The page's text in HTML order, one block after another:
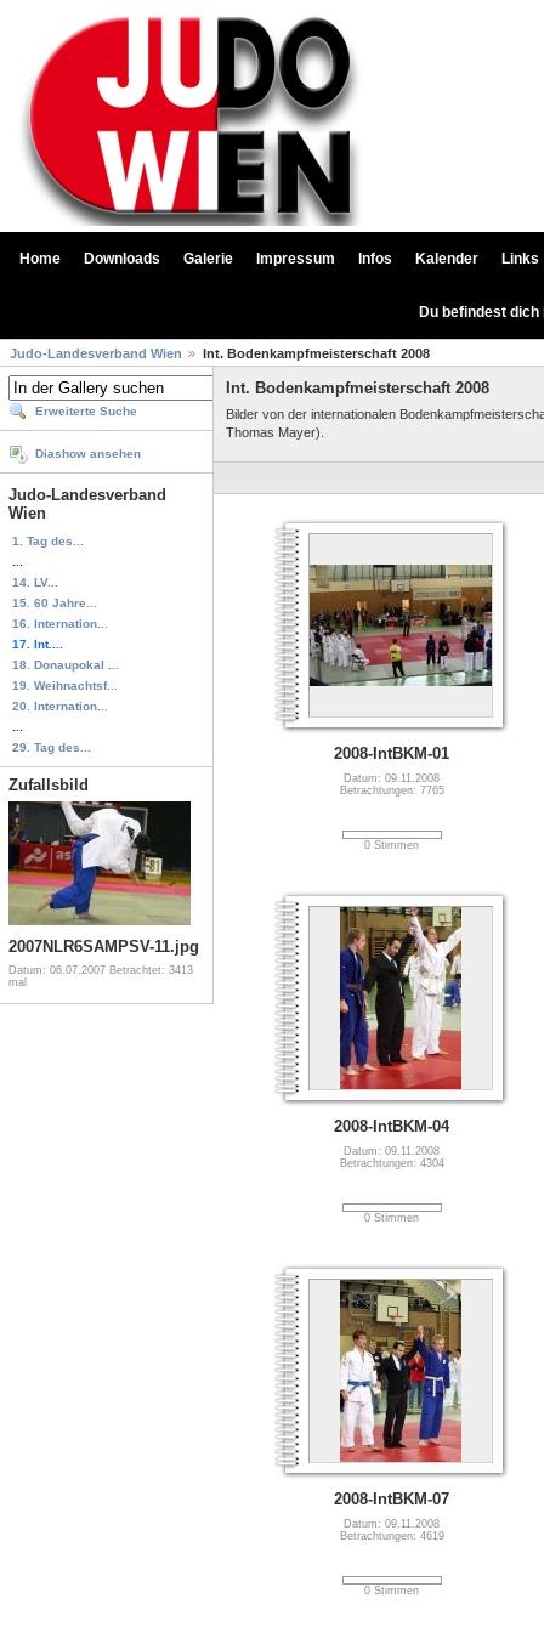
Home Downloads Galerie Impressum Infos Kalender Links
Du befindest
Judo-Landesverband Wien Int. Bodenkampfmeisterschaft 2008
Erweiterte Suche
Diashow ansehen
Judo-Landesverband
Wien
1. Tag des...
14. LV...
15. 60 Jahre...
16. Internation...
17. Int....
18. Donaupokal ...
19. Weihnachtsf...
20. Internation...
29. Tag des...
Zufallsbild
2007NLR6SAMPSV-11.jpg
Datum: 06.07.2007 Betrachtet: 3413
mal
Int. Bodenkampfmeisterschaft 2008
Bilder von der internationalen
Thomas Mayer).
2008-IntBKM-01
Datum: 09.11.2008
Betrachtungen: 7765
0 Stimmen
2008-IntBKM-04
Datum: 09.11.2008
Betrachtungen: 4304
0 Stimmen
2008-IntBKM-07
Datum: 09.11.2008
Betrachtungen: 4619
0 Stimmen